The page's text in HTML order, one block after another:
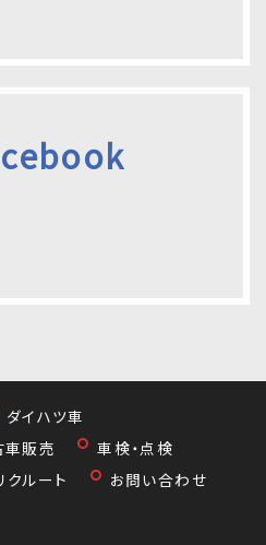
ダイハツ車
車販売
車検・点検
クルート
お問い合わせ